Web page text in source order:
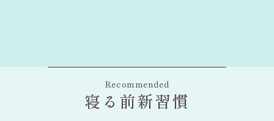
Recommended
寝る前新習慣